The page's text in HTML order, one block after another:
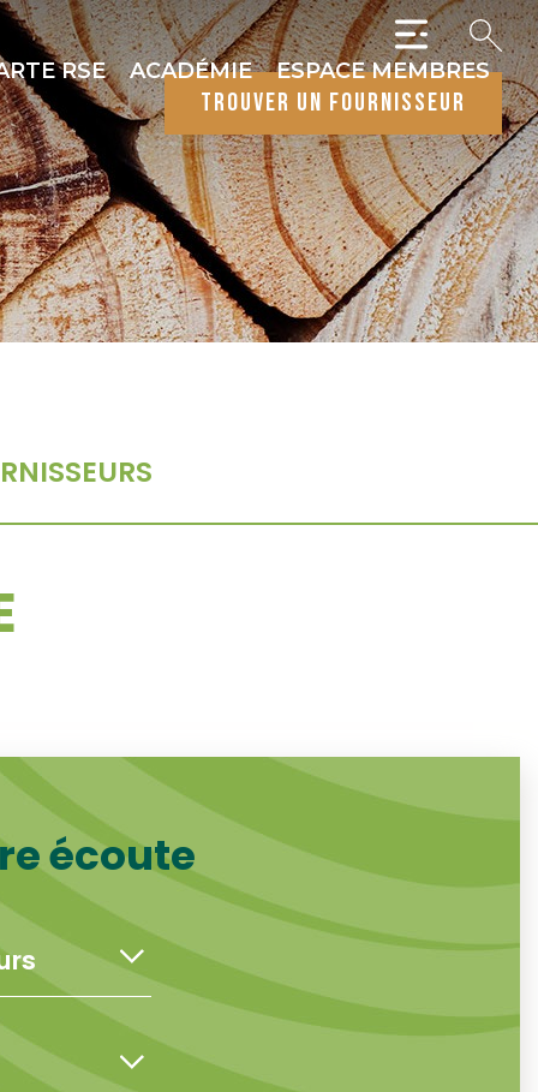
RSE ACADÉMIE ESPACE MEMBRES
trouver un fournisseur
écoute